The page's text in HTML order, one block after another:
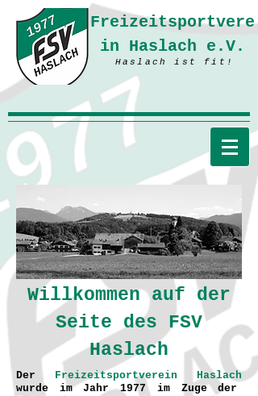
Freizeitsportvere
in Haslach e.V.
Haslach ist fit!
Willkommen auf der
Seite des FSV
Haslach
Der Freizeitsportverein Haslach
wurde im Jahr 1977 im Zuge der